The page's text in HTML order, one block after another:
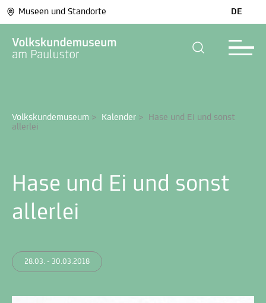
Museen und Standorte DE
Volkskundemuseum > Kalender >
Hase und Ei und sonst
allerlei
Hase und Ei und sonst
allerlei
28.03. - 30.03.2018